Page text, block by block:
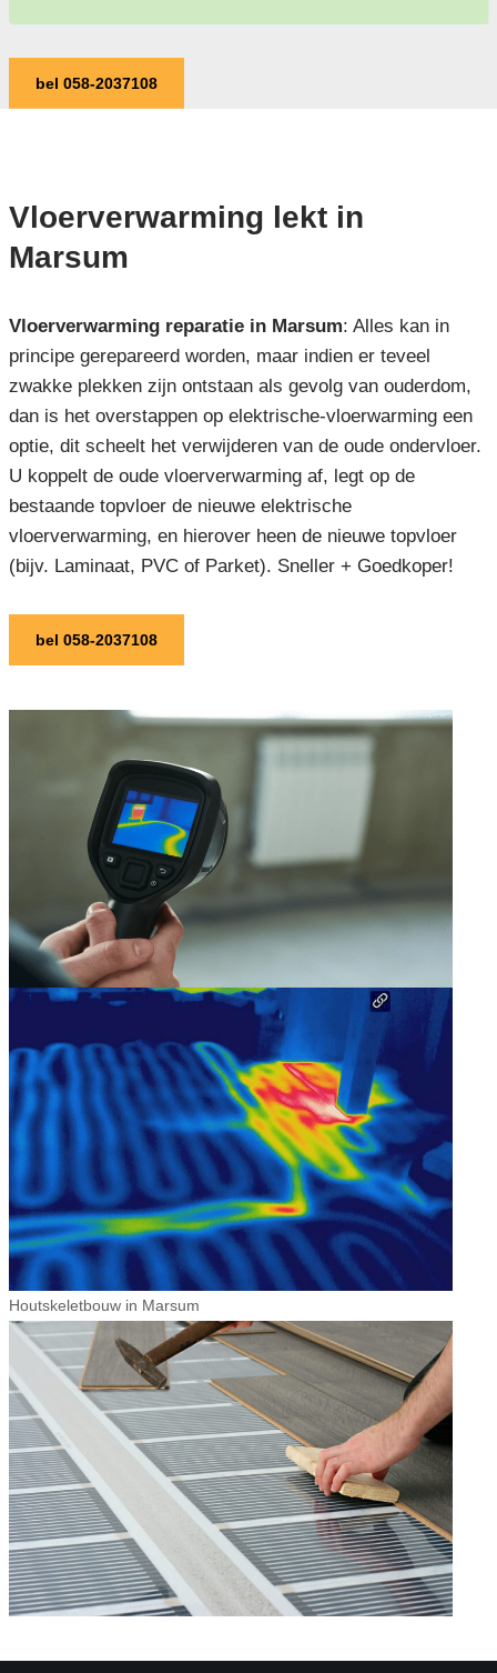
bel 058-2037108
Vloerverwarming lekt in
Marsum
Vloerverwarming reparatie in Marsum: Alles kan in
principe gerepareerd worden, maar indien er teveel
zwakke plekken zijn ontstaan als gevolg van ouderdom,
dan is het overstappen op elektrische-vloerwarming een
optie, dit scheelt het verwijderen van de oude ondervloer.
U koppelt de oude vloerverwarming af, legt op de
bestaande topvloer de nieuwe elektrische
vloerverwarming, en hierover heen de nieuwe topvloer
(bijv. Laminaat, PVC of Parket). Sneller + Goedkoper!
bel 058-2037108
Houtskeletbouw in Marsum